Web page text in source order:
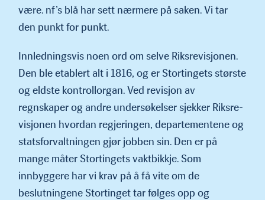
være. nf’s blå har sett nærmere på saken. Vi tar
den punkt for punkt.
Innledningsvis noen ord om selve Riksrevisjonen.
Den ble etablert alt i 1816, og er Stortingets største
og eldste kontrollorgan. Ved revisjon av
regnskaper og andre undersøkelser sjekker Riksre­
visjonen hvordan regjeringen, departementene og
statsforvaltnin­gen gjør jobben sin. Den er på
mange måter Stortingets vaktbik­kje. Som
innbyggere har vi krav på å få vite om de
beslutningene Stortinget tar følges opp og